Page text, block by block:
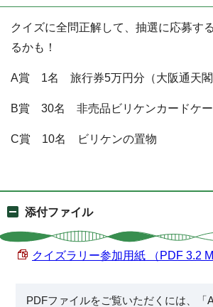
クイズに全問正解して、抽選に応募す
るかも！
A賞 1名 旅行券5万円分（大阪通天閣
B賞 30名 非売品ビリケンカードケー
C賞 10名 ビリケンの置物
添付ファイル
クイズラリー参加用紙 （PDF 3.2
PDFファイルをご覧いただくには、「